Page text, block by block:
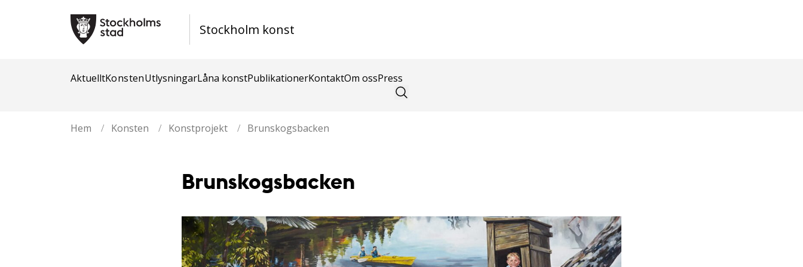
Stockholm konst
AktuelltKonstenUtlysningarLåna konstPublikationerKontaktOm ossPress
Hem / Konsten / Konstprojekt / Brunskogsbacken
Brunskogsbacken